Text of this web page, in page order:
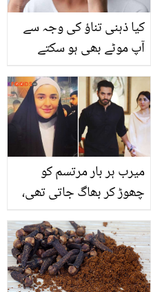
کیا ذہنی تناؤ کی وجہ سے
آپ موٹے بھی ہو سکتے
موٹاپے کی اصل وجہ ذہنی
تناؤ تو نہیں
میرب ہر بار مرتسم کو
چھوڑ کر بھاگ جاتی تھی،
کس مقدس مقام کی زیارت
پر گئیں ہیں؟ مداح بھی
دعائیں کروانے لگے